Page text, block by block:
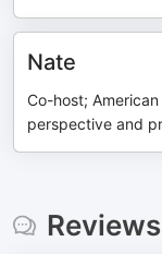
Nate
Co-host;
perspective and
Reviews